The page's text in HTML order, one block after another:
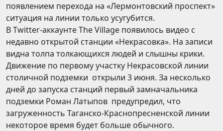
появлением перехода на «Лермонтовский проспект»
ситуация на линии только усугубится.
В Twitter-аккаунте The Village появилось видео с
недавно открытой станции «Некрасовка». На записи
видна толпа толкающихся людей и слышны крики.
Движение по первому участку Некрасовской линии
столичной подземки открыли 3 июня. За несколько
дней до запуска станций первый замначальника
подземки Роман Латыпов предупредил, что
загруженность Таганско-Краснопресненской линии
некоторое время будет больше обычного.